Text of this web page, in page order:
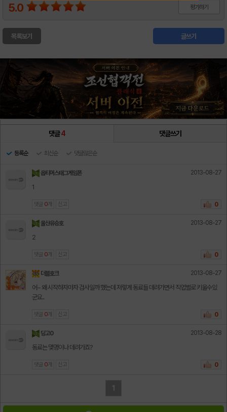
5.0 평가하기
목록보기 글쓰기
댓글4 댓글쓰기
등록순 최신순 댓글많은순
옵티머스태그게임폰 2013-08-27
1
댓글 0 개 신고 0
울산유승호 2013-08-27
2
댓글 0 개 신고 0
더블호크 2013-08-27
어~ 왜 시작하자마자 검사일까 했는데 저렇게 동료들 데려가면서 직업별로 키울수있
군요..
댓글 0 개 신고 0
딩고0 2013-08-28
동료는 몇명이나 데려가죠?
댓글 0 개 신고 0
1